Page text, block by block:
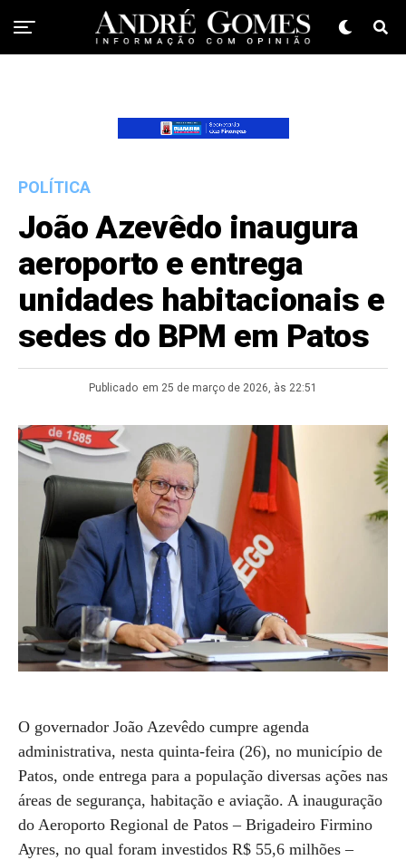
POLÍTICA
João Azevêdo inaugura
aeroporto e entrega
unidades habitacionais e
sedes do BPM em Patos
Publicado em 25 de março de 2026, às 22:51
O governador João Azevêdo cumpre agenda
administrativa, nesta quinta-feira (26), no município de
Patos, onde entrega para a população diversas ações nas
áreas de segurança, habitação e aviação. A inauguração
do Aeroporto Regional de Patos – Brigadeiro Firmino
Ayres, no qual foram investidos R$ 55,6 milhões –